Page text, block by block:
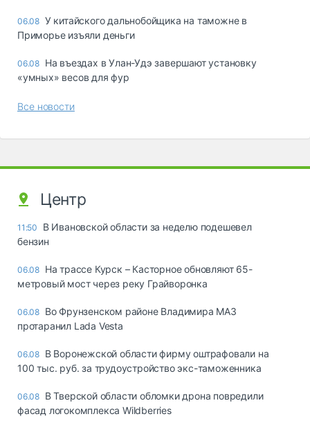
06.08 У китайского дальнобойщика на таможне в
Приморье изъяли деньги
06.08 Ha въeздax в Улaн-Удэ зaвepшaют ycтaнoвкy
«yмныx» вecoв для фyp
Все новости
Центр
11:50
В Ивановской области за неделю подешевел
бензин
06.08 На трассе Курск – Касторное обновляют 65-
метровый мост через реку Грайворонка
06.08 Во Фрунзенском районе Владимира МАЗ
протаранил Lada Vesta
06.08 В Воронежской области фирму оштрафовали на
100 тыс. руб. за трудоустройство экс-таможенника
06.08 В Тверской области обломки дрона повредили
фасад логокомплекса Wildberries